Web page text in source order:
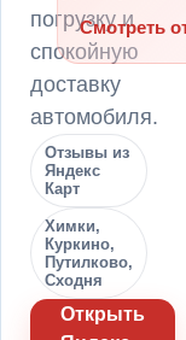
погрузку и
спокойную
доставку
автомобиля.
Отзывы из
Яндекс
Карт
Химки,
Куркино,
Путилково,
Сходня
Открыть
Смотреть